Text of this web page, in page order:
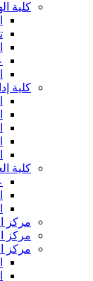
كلية
كلية
كلية
مركز
مركز
مركز